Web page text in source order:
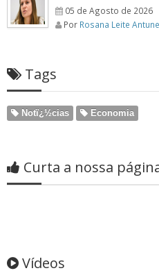
05 de Agosto de 2026
Por Rosana Leite
Tags
Notï¿½cias Economia
Curta a nossa
Vídeos